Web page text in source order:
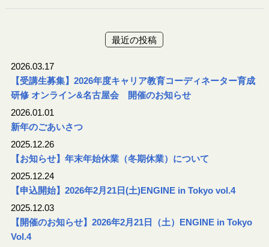
最近の投稿
2026.03.17
【受講生募集】2026年度キャリア教育コーディネーター育成
研修 オンライン&名古屋会 開催のお知らせ
2026.01.01
新年のごあいさつ
2025.12.26
【お知らせ】年末年始休業（冬期休業）について
2025.12.24
【申込開始】2026年2月21日(土)ENGINE in Tokyo vol.4
2025.12.03
【開催のお知らせ】2026年2月21日（土）ENGINE in Tokyo
Vol.4